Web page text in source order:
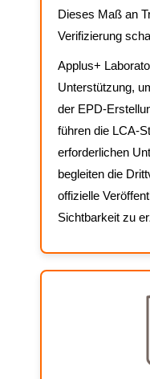
Dieses Maß an
Verifizierung
Applus+
Unterstützung,
der EPD-
führen die LCA-
erforderlichen
begleiten die
offizielle
Sichtbarkeit zu